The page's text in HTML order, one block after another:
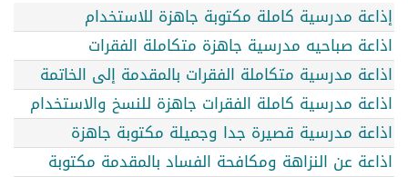
إذاعة مدرسية كاملة مكتوبة جاهزة للاستخدام
اذاعة صباحيه مدرسية جاهزة متكاملة الفقرات
اذاعة مدرسية متكاملة الفقرات بالمقدمة إلى الخاتمة
اذاعة مدرسية كاملة الفقرات جاهزة للنسخ والاستخدام
اذاعة مدرسية قصيرة جدا وجميلة مكتوبة جاهزة
اذاعة عن النزاهة ومكافحة الفساد بالمقدمة مكتوبة